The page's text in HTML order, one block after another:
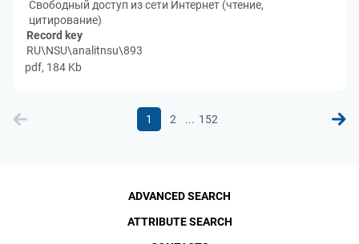
Свободный доступ из сети Интернет (чтение,
цитирование)
Record key
RU\NSU\analitnsu\893
pdf, 184 Kb
1 2 ... 152
ADVANCED SEARCH
ATTRIBUTE SEARCH